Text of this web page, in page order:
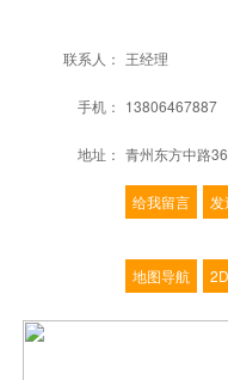
联系人： 王经理
手机： 13806467887
地址： 青州东方中路
给我留言
地图导航